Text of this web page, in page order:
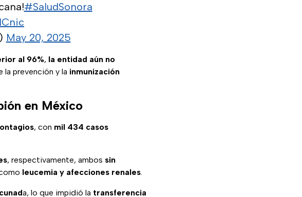
#SaludSonora
May 20, 2025
al 96%, la entidad aún no
la prevención y la inmunización
en México
, con mil 434 casos
, respectivamente, ambos sin
leucemia y afecciones renales.
a, lo que impidió la transferencia